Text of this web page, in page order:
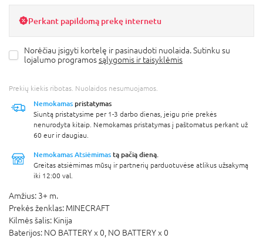
Perkant papildomą prekę internetu
Norėčiau įsigyti kortelę ir pasinaudoti nuolaida. Sutinku su
lojalumo programossąlygomis ir taisyklėmis
Prekių kiekis ribotas. Nuolaidos nesumuojamos.
Nemokamas pristatymas
Siuntą pristatysime per 1-3 darbo dienas, jeigu prie prekės
nenurodyta kitaip. Nemokamas pristatymas į paštomatus perkant už
60 eur ir daugiau.
Nemokamas Atsiėmimas tą pačią dieną.
Greitas atsiėmimas mūsų ir partnerių parduotuvėse atlikus užsakymą
iki 12:00 val.
Amžius: 3+ m.
Prekės ženklas: MINECRAFT
Kilmės šalis: Kinija
Baterijos: NO BATTERY x 0, NO BATTERY x 0